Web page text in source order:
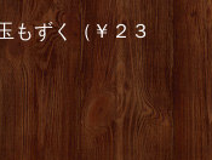
もずく（￥２３